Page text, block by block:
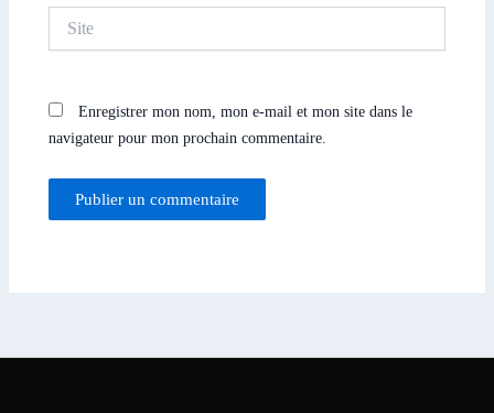
Enregistrer mon nom, mon e-mail et mon site dans le
navigateur pour mon prochain commentaire.